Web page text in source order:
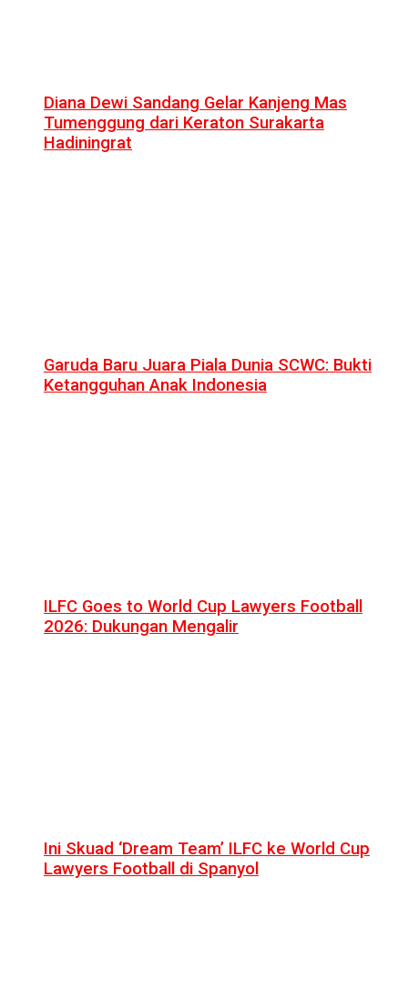
Diana Dewi Sandang Gelar Kanjeng Mas
Tumenggung dari Keraton Surakarta
Hadiningrat
Garuda Baru Juara Piala Dunia SCWC: Bukti
Ketangguhan Anak Indonesia
ILFC Goes to World Cup Lawyers Football
2026: Dukungan Mengalir
Ini Skuad ‘Dream Team’ ILFC ke World Cup
Lawyers Football di Spanyol